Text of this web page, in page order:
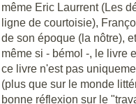
même Eric Laurrent (Les
ligne de courtoisie),
de son époque (la nôtre),
même si - bémol -, le livre
ce livre n'est pas
(plus que sur le monde
bonne réflexion sur le